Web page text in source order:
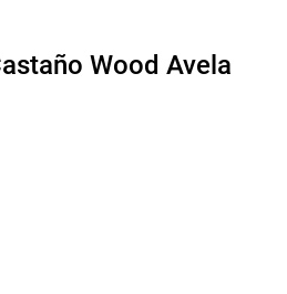
Wood Avela